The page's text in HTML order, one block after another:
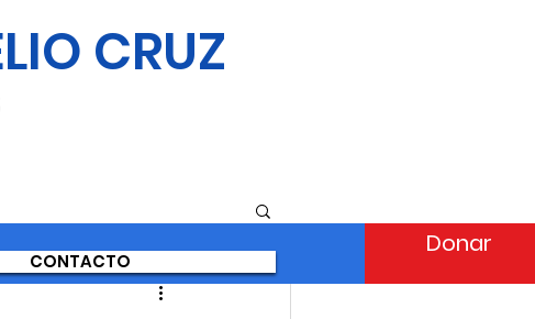
CRUZ
CONTACTO
Donar